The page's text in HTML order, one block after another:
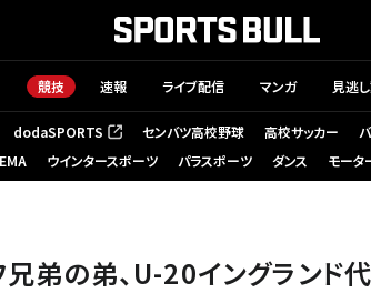
競技 速報 ライブ配信 マンガ 見逃
dodaSPORTS
（新しいタブで開く） センバツ高校野球 高校サッカー
ウインタースポーツ パラスポーツ ダンス モータ
弟の弟、U-20イングランド